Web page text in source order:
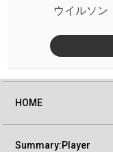
ウイルソン
HOME
Summary:Player